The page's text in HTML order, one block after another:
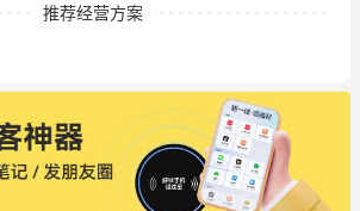
推荐经营方案